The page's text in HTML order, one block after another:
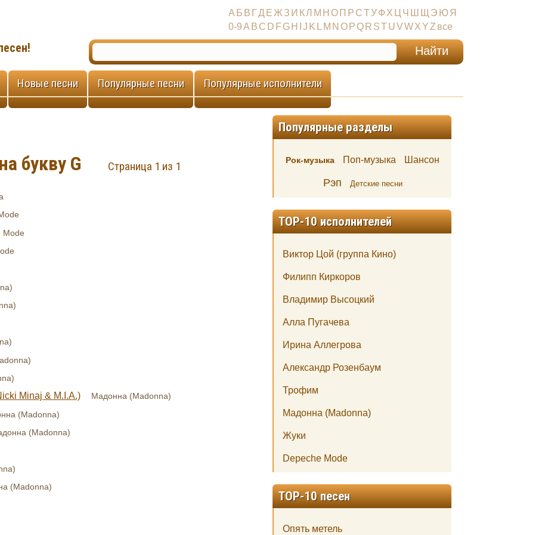
А Б В ГД Е Ж З И КЛ М Н О П Р СТУФХ Ц Ч Ш Щ Э ЮЯ
0-9A B C D F G H J K L M N O PQ R STUVWXYZ все
Новые песни Популярные песни Популярные исполнители
букву G Страница 1 из 1
Mode
Minaj & M.I.A.) Мадонна (Madonna)
(Madonna)
(Madonna)
(Madonna)
Популярные разделы
Рок-музыка Поп-музыка Шансон
Рэп Детские песни
TOP-10 исполнителей
Виктор Цой (группа Кино)
Филипп Киркоров
Владимир Высоцкий
Алла Пугачева
Ирина Аллегрова
Александр Розенбаум
Трофим
Мадонна (Madonna)
Жуки
Depeche Mode
TOP-10 песен
Опять метель